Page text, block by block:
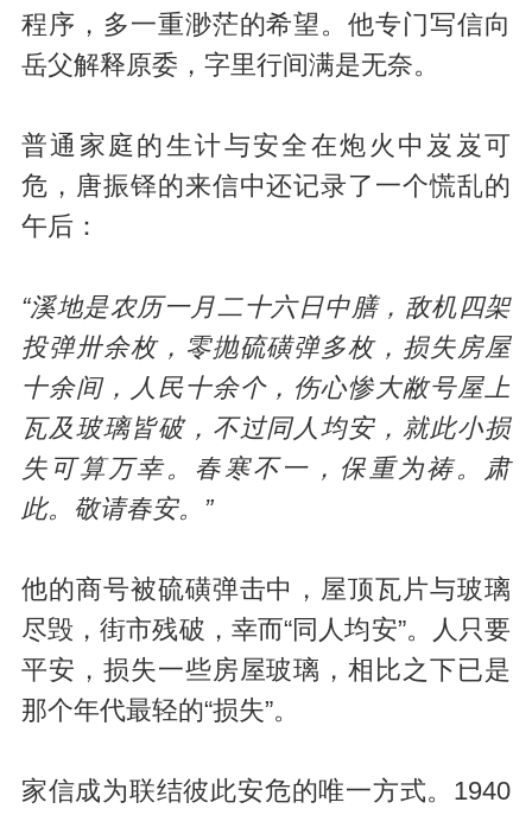
程序，多一重渺茫的希望。他专门写信向
岳父解释原委，字里行间满是无奈。
普通家庭的生计与安全在炮火中岌岌可
危，唐振铎的来信中还记录了一个慌乱的
午后：
“溪地是农历一月二十六日中膳，敌机四架
投弹卅余枚，零抛硫磺弹多枚，损失房屋
十余间，人民十余个，伤心惨大敝号屋上
瓦及玻璃皆破，不过同人均安，就此小损
失可算万幸。春寒不一，保重为祷。肃
此。敬请春安。”
他的商号被硫磺弹击中，屋顶瓦片与玻璃
尽毁，街市残破，幸而“同人均安”。人只要
平安，损失一些房屋玻璃，相比之下已是
那个年代最轻的“损失”。
家信成为联结彼此安危的唯一方式。1940